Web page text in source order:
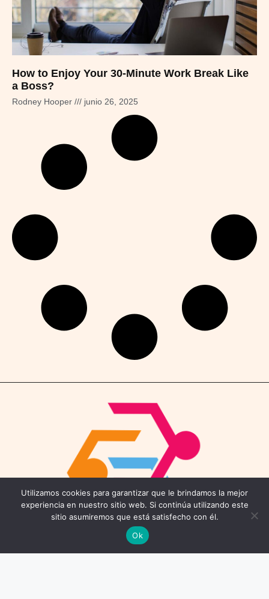
How to Enjoy Your 30-Minute Work Break Like
a Boss?
Rodney Hooper junio 26, 2025
Utilizamos cookies para garantizar que le brindamos la mejor
experiencia en nuestro sitio web. Si continúa utilizando este
sitio asumiremos que está satisfecho con él.
Ok